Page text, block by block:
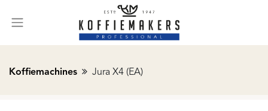
Koffiemachines Jura X4 (EA)